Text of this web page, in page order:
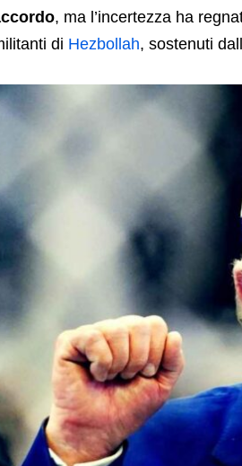
, ma l’incertezza ha
di Hezbollah, sostenuti